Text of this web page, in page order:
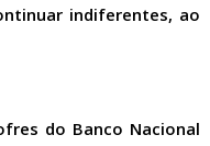
indiferentes, ao
do Banco Nacional